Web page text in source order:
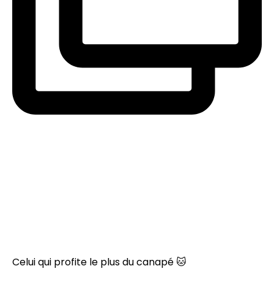
Celui qui profite le plus du canapé 🐱